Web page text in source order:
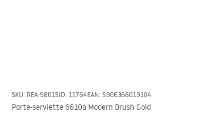
SKU: REA-98015ID: 11764EAN: 5906366019104
Porte-serviette 6610a Modern Brush Gold